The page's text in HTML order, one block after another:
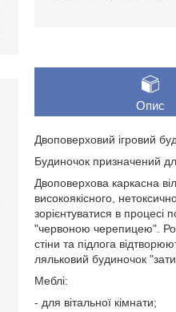
Опис
Двоповерховий ігровий
Будиночок призначений
Двоповерхова каркасна
високоякісного,
зорієнтуватися в процесі
"червоною черепицею".
стіни та підлога
ляльковий будиночок
Меблі:
- для вітальної кімнати;